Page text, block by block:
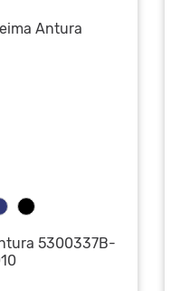
5300337B-